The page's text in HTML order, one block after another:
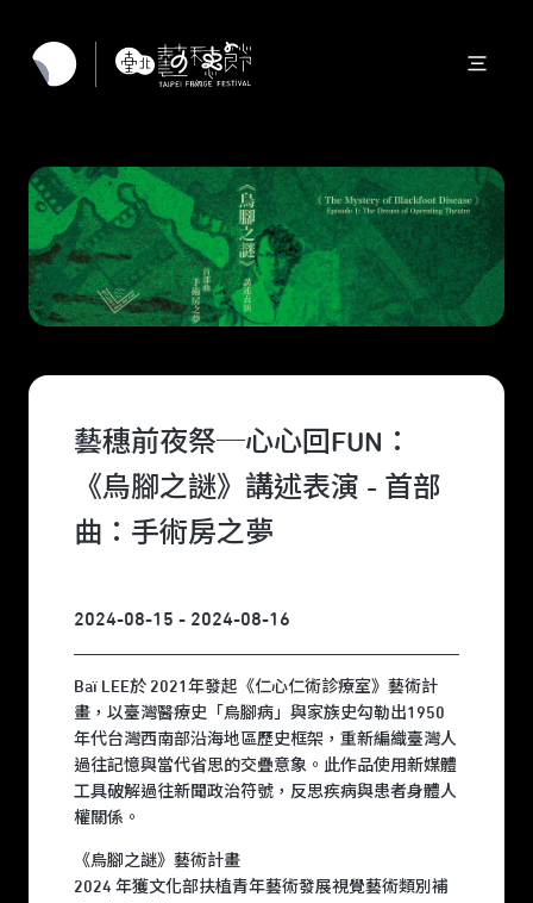
藝穗前夜祭─心心回FUN：
《烏腳之謎》講述表演 - 首部
曲：手術房之夢
2024-08-15 - 2024-08-16
Baï LEE於 2021年發起《仁心仁術診療室》藝術計
畫，以臺灣醫療史「烏腳病」與家族史勾勒出1950
年代台灣西南部沿海地區歷史框架，重新編織臺灣人
過往記憶與當代省思的交疊意象。此作品使用新媒體
工具破解過往新聞政治符號，反思疾病與患者身體人
權關係。
《烏腳之謎》藝術計畫
2024 年獲文化部扶植青年藝術發展視覺藝術類別補